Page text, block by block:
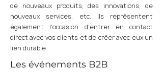
de nouveaux produits, des innovations, de
nouveaux services, etc. Ils représentent
également l'occasion d'entrer en contact
direct avec vos clients et de créer avec eux un
lien durable
Les événements B2B